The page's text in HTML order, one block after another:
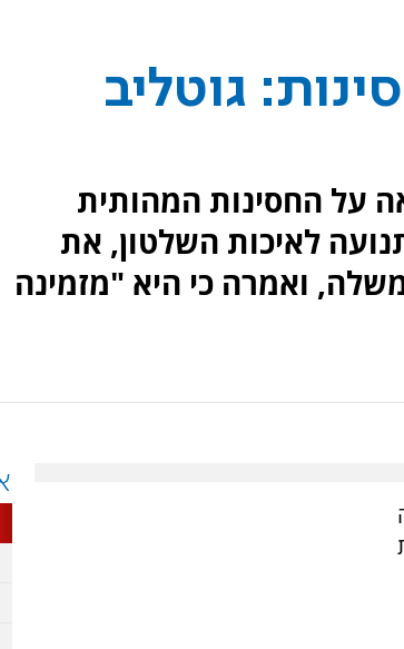
גוטליב
במליאה על החסינות המהותית
לאיכות השלטון, את
ואמרה כי היא "מזמינה